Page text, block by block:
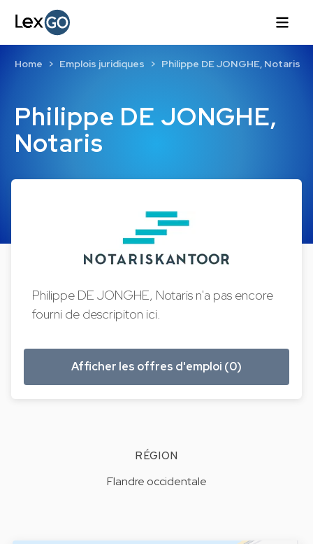
Philippe DE JONGHE,
Notaris
Home Emplois juridiques Philippe DE JONGHE, Notaris
Philippe DE JONGHE, Notaris n'a pas encore
fourni de descripiton ici.
Afficher les offres d'emploi (0)
RÉGION
Flandre occidentale